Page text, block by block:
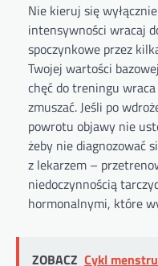
Nie kieruj się
intensywności wracaj
spoczynkowe przez
Twojej wartości
chęć do treningu
zmuszać. Jeśli po
powrotu objawy nie
żeby nie diagnozować
z lekarzem –
niedoczynnością
hormonalnymi, które
ZOBACZ Cykl